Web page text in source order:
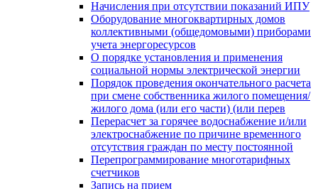
Начисления при отсутствии показаний ИПУ
Оборудование многоквартирных домов
коллективными (общедомовыми) приборами
учета энергоресурсов
О порядке установления и применения
социальной нормы электрической энергии
Порядок проведения окончательного расчета
при смене собственника жилого помещения/
жилого дома (или его части) (или перев
Перерасчет за горячее водоснабжение и/или
электроснабжение по причине временного
отсутствия граждан по месту постоянной
Перепрограммирование многотарифных
счетчиков
Запись на прием